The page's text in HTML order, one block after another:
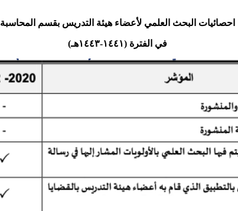
احصائيات البحث العلمي لأعضاء هيئة التدريس بقسم المحاسبة
في الفترة (١٤٤١-١٤٤٣هـ)